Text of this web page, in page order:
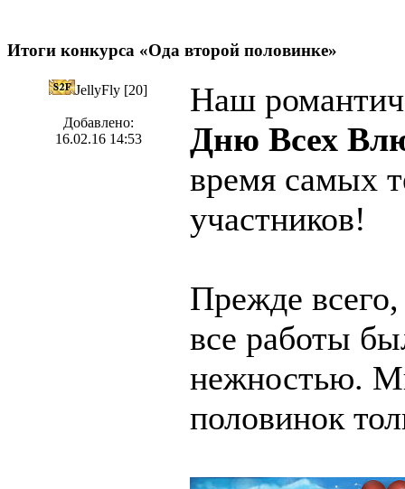
Итоги конкурса «Ода второй половинке»
JellyFly [20]
Добавлено:
16.02.16 14:53
Наш
Дню Всех
время самых
участников!
Прежде всего,
все работы
нежностью.
половинок